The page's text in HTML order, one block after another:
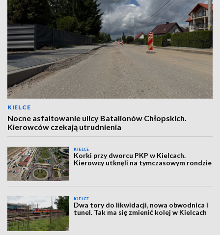
KIELCE
Nocne asfaltowanie ulicy Batalionów Chłopskich.
Kierowców czekają utrudnienia
KIELCE
Korki przy dworcu PKP w Kielcach.
Kierowcy utknęli na tymczasowym rondzie
KIELCE
Dwa tory do likwidacji, nowa obwodnica i
tunel. Tak ma się zmienić kolej w Kielcach